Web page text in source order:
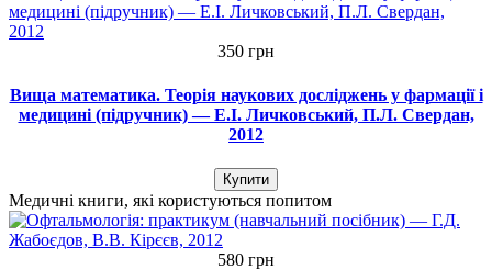
350 грн
Вища математика. Теорія наукових досліджень у фармації і
медицині (підручник) — Е.І. Личковський, П.Л. Свердан,
2012
Купити
Медичні книги, які користуються попитом
580 грн